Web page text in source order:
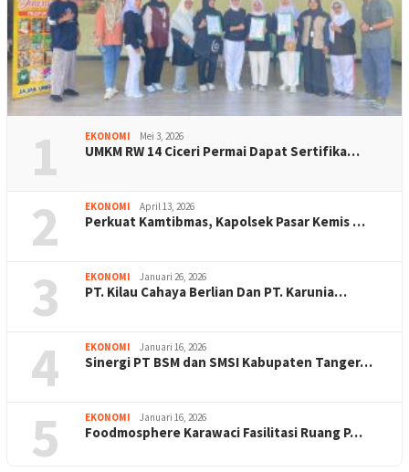
1 EKONOMI Mei 3, 2026
UMKM RW 14 Ciceri Permai Dapat Sertifika…
2 EKONOMI April 13, 2026
Perkuat Kamtibmas, Kapolsek Pasar Kemis …
3 EKONOMI Januari 26, 2026
PT. Kilau Cahaya Berlian Dan PT. Karunia…
4 EKONOMI Januari 16, 2026
Sinergi PT BSM dan SMSI Kabupaten Tanger…
5 EKONOMI Januari 16, 2026
Foodmosphere Karawaci Fasilitasi Ruang P…